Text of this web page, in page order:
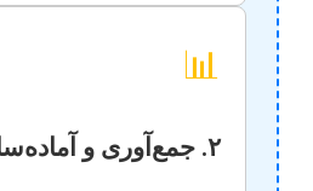
📊
۲. جمع‌آوری و آماده‌سازی داده